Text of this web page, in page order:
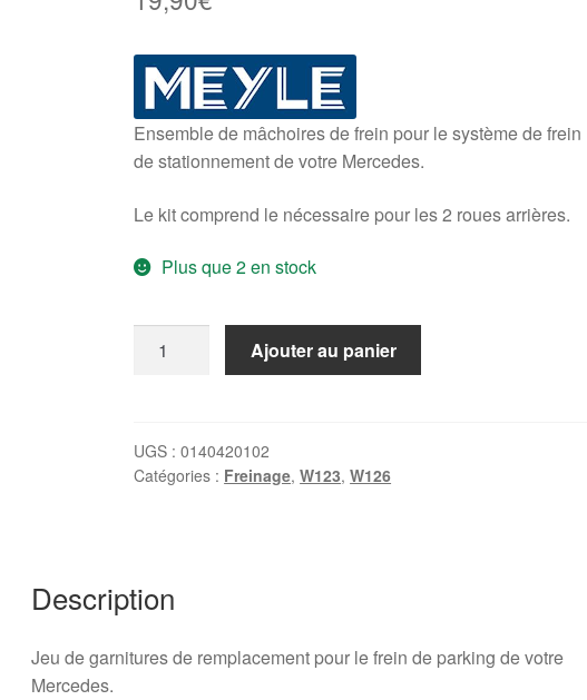
Ensemble de mâchoires de frein pour le système de frein
de stationnement de votre Mercedes.
Le kit comprend le nécessaire pour les 2 roues arrières.
Plus que 2 en stock
frein
de
W126
/
Ajouter au panier
UGS :0140420102
Catégories : Freinage,W123,W126
Description
Jeu de garnitures de remplacement pour le frein de parking de votre
Mercedes.